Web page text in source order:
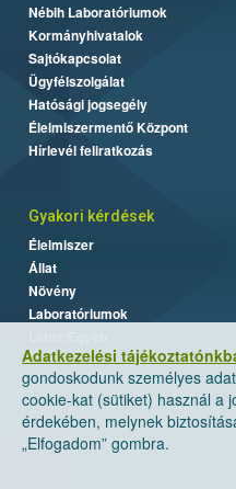
Adatkezelési
gondoskodunk személyes
cookie-kat (sütiket) használ a
érdekében, melynek
„Elfogadom” gombra.
Nébih Laboratóriumok
Kormányhivatalok
Sajtókapcsolat
Ügyfélszolgálat
Hatósági jogsegély
Élelmiszermentő Központ
Hírlevél feliratkozás
Gyakori kérdések
Élelmiszer
Állat
Növény
Laboratóriumok